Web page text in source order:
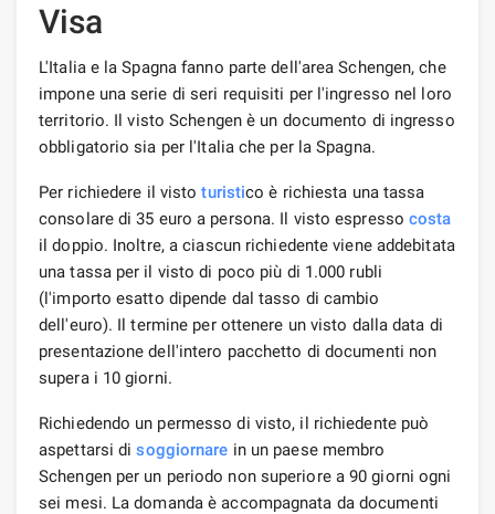
Visa
L'Italia e la Spagna fanno parte dell'area Schengen, che
impone una serie di seri requisiti per l'ingresso nel loro
territorio. Il visto Schengen è un documento di ingresso
obbligatorio sia per l'Italia che per la Spagna.
Per richiedere il vistoturistico è richiesta una tassa
consolare di 35 euro a persona. Il visto espressocosta
il doppio. Inoltre, a ciascun richiedente viene addebitata
una tassa per il visto di poco più di 1.000 rubli
(l'importo esatto dipende dal tasso di cambio
dell'euro). Il termine per ottenere un visto dalla data di
presentazione dell'intero pacchetto di documenti non
supera i 10 giorni.
Richiedendo un permesso di visto, il richiedente può
aspettarsi disoggiornare in un paese membro
Schengen per un periodo non superiore a 90 giorni ogni
sei mesi. La domanda è accompagnata da documenti